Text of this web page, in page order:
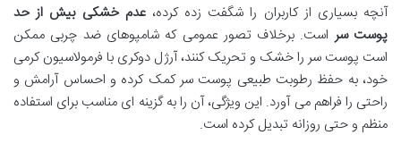
آنچه بسیاری از کاربران را شگفت زده کرده،عدم خشکی بیش از حد
پوست سر است. برخلاف تصور عمومی که شامپوهای ضد چربی ممکن
است پوست سر را خشک و تحریک کنند، آرژل دوکری با فرمولاسیون کرمی
خود، به حفظ رطوبت طبیعی پوست سر کمک کرده و احساس آرامش و
راحتی را فراهم می آورد. این ویژگی، آن را به گزینه ای مناسب برای استفاده
منظم و حتی روزانه تبدیل کرده است.